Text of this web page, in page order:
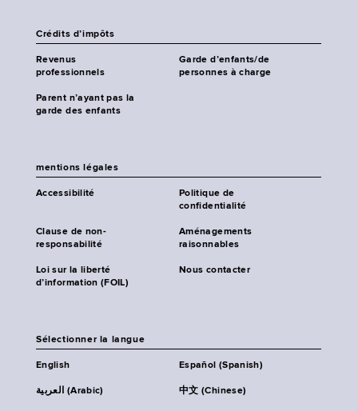
Crédits d’impôts
Revenus
professionnels
Garde d’enfants/de
personnes à charge
Parent n’ayant pas la
garde des enfants
mentions légales
Accessibilité
Politique de
confidentialité
Clause de non-
responsabilité
Aménagements
raisonnables
Loi sur la liberté
d’information (FOIL)
Nous contacter
Sélectionner la langue
English Español (Spanish)
العربية (Arabic) 中文 (Chinese)